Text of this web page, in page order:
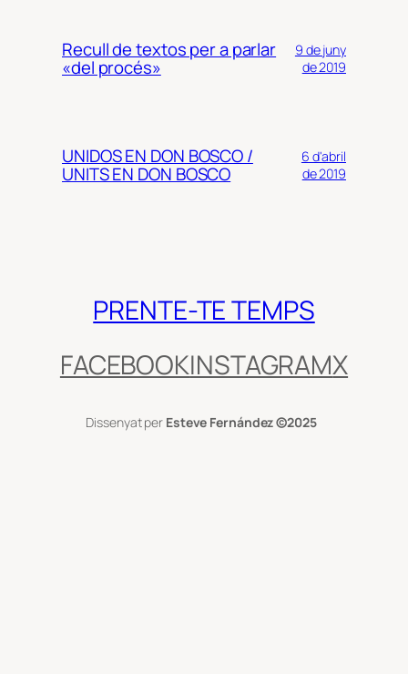
Recull de textos per a parlar
«del procés»
9 de juny
de 2019
UNIDOS EN DON BOSCO /
UNITS EN DON BOSCO
6 d'abril
de 2019
PRENTE-TE TEMPS
FACEBOOKINSTAGRAMX
Dissenyat per Esteve Fernández©2025